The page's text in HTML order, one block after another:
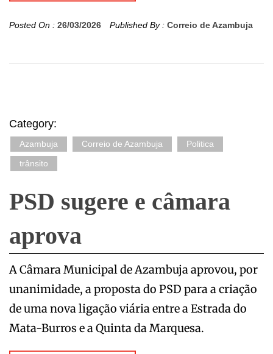
Posted On : 26/03/2026 Published By : Correio de Azambuja
Category:
Azambuja Correio de Azambuja
Politica
trânsito
PSD sugere e câmara
aprova
A Câmara Municipal de Azambuja aprovou, por
unanimidade, a proposta do PSD para a criação
de uma nova ligação viária entre a Estrada do
Mata-Burros e a Quinta da Marquesa.